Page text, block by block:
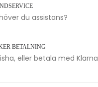
du assistans?
BETALNING
eller betala med Klarna